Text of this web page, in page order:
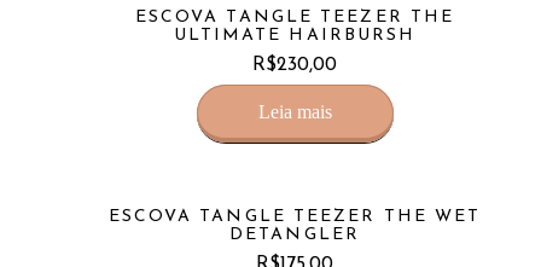
ESCOVA TANGLE TEEZER THE
ULTIMATE HAIRBURSH
R$230,00
Leia mais
ESCOVA TANGLE TEEZER THE WET
DETANGLER